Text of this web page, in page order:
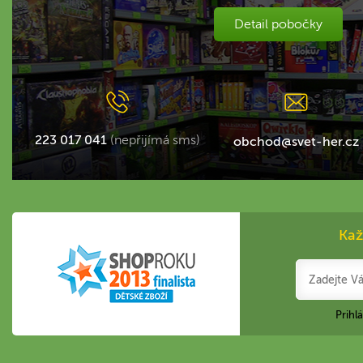
Detail pobočky
223 017 041 (nepřijímá sms) obchod@svet-her.cz